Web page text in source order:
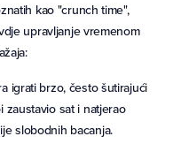
kao "crunch time",
upravljanje vremenom
igrati brzo, često šutirajući
sat i natjerao
slobodnih bacanja.